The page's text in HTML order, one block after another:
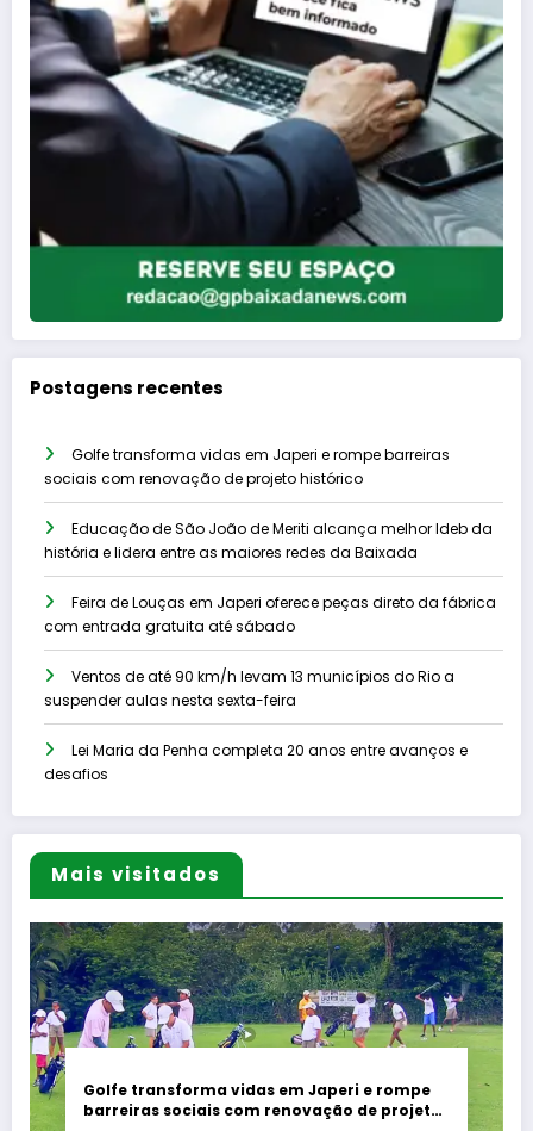
Postagens recentes
Golfe transforma vidas em Japeri e rompe barreiras
sociais com renovação de projeto histórico
Educação de São João de Meriti alcança melhor Ideb da
história e lidera entre as maiores redes da Baixada
Feira de Louças em Japeri oferece peças direto da fábrica
com entrada gratuita até sábado
Ventos de até 90 km/h levam 13 municípios do Rio a
suspender aulas nesta sexta-feira
Lei Maria da Penha completa 20 anos entre avanços e
desafios
Mais visitados
Golfe transforma vidas em Japeri e rompe
barreiras sociais com renovação de projeto